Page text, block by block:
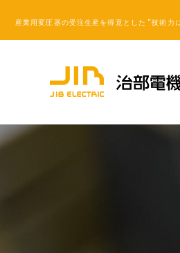
産業用変圧器の受注生産を得意とした “技術力